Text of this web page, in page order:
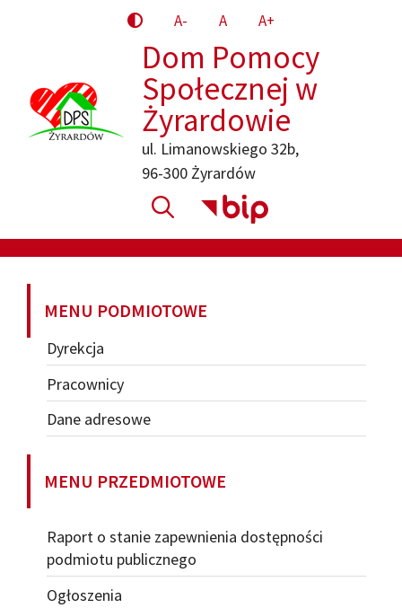
A- A A+
Dom Pomocy
Społecznej w
Żyrardowie
ul. Limanowskiego 32b,
96-300 Żyrardów
MENU PODMIOTOWE
Dyrekcja
Pracownicy
Dane adresowe
MENU PRZEDMIOTOWE
Raport o stanie zapewnienia dostępności
podmiotu publicznego
Ogłoszenia